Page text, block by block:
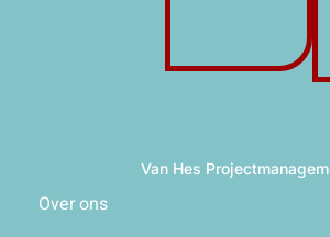
Van Hes
Over ons